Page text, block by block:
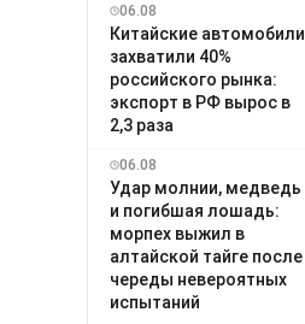
06.08
Китайские автомобили
захватили 40%
российского рынка:
экспорт в РФ вырос в
2,3 раза
06.08
Удар молнии, медведь
и погибшая лошадь:
морпех выжил в
алтайской тайге после
череды невероятных
испытаний